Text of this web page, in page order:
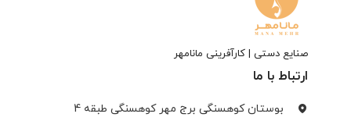
صنایع دستی | کارآفرینی مانامهر
ارتباط با ما
بوستان کوهسنگی برج مهر کوهسنگی طبقه 4